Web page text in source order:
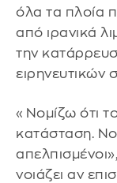
όλα τα πλοία
από ιρανικά
την
ειρηνευτικών
«Νομίζω ότι
κατάσταση.
νοιάζει αν